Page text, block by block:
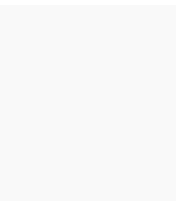
først blei utgitt. Det kan ha